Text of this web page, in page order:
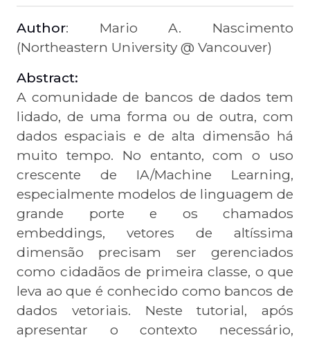
Author: Mario A. Nascimento
(Northeastern University @ Vancouver)
Abstract:
A comunidade de bancos de dados tem
lidado, de uma forma ou de outra, com
dados espaciais e de alta dimensão há
muito tempo. No entanto, com o uso
crescente de IA/Machine Learning,
especialmente modelos de linguagem de
grande porte e os chamados
embeddings, vetores de altíssima
dimensão precisam ser gerenciados
como cidadãos de primeira classe, o que
leva ao que é conhecido como bancos de
dados vetoriais. Neste tutorial, após
apresentar o contexto necessário,